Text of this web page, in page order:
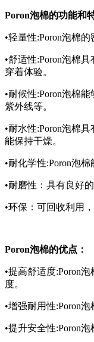
Poron泡棉的功能和
•轻量性:Poron泡棉
•舒适性:Poron泡棉
穿着体验。
•耐候性:Poron泡棉
紫外线等。
•耐水性:Poron泡棉
能保持干燥。
•耐化学性:Poron泡
•耐磨性：具有良好
•环保：可回收利用
Poron泡棉的优点：
•提高舒适度:Poron
度。
•增强耐用性:Poron
•提升安全性:Poron